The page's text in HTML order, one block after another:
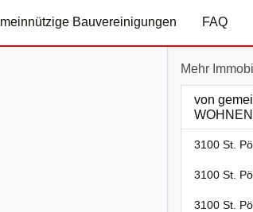
Bauvereinigungen FAQ
Mehr
von
WOHNEN
3100 St.
3100 St.
3100 St.